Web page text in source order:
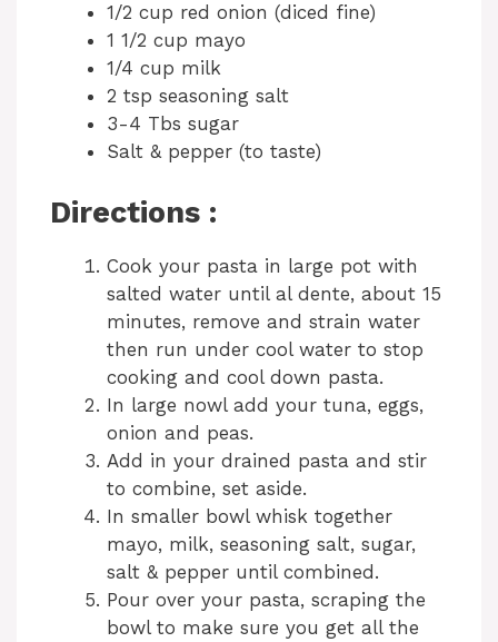
1/2 cup red onion (diced fine)
1 1/2 cup mayo
1/4 cup milk
2 tsp seasoning salt
3-4 Tbs sugar
Salt & pepper (to taste)
Directions :
Cook your pasta in large pot with
salted water until al dente, about 15
minutes, remove and strain water
then run under cool water to stop
cooking and cool down pasta.
In large nowl add your tuna, eggs,
onion and peas.
Add in your drained pasta and stir
to combine, set aside.
In smaller bowl whisk together
mayo, milk, seasoning salt, sugar,
salt & pepper until combined.
Pour over your pasta, scraping the
bowl to make sure you get all the